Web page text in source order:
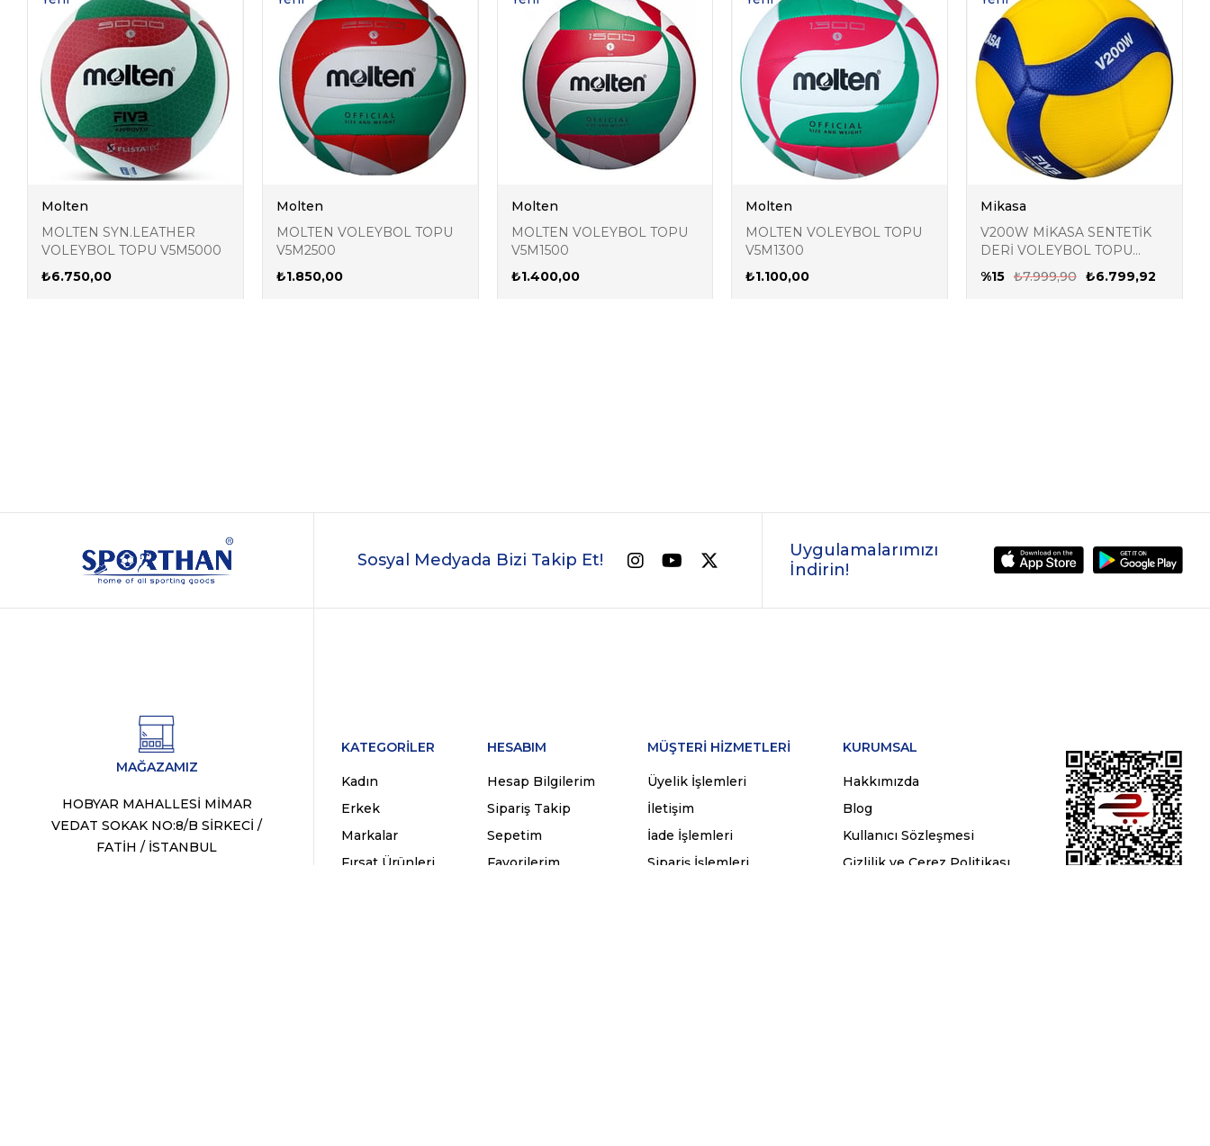
Molten
MOLTEN SYN.LEATHER
VOLEYBOL TOPU V5M5000
₺6.750,00
Ürün
Molten
MOLTEN VOLEYBOL TOPU
V5M2500
₺1.850,00
Ürün
Molten
MOLTEN VOLEYBOL TOPU
V5M1500
₺1.400,00
Molten
MOLTEN VOLEYBOL TOPU
V5M1300
₺1.100,00
Ürün
Mikasa
V200W MİKASA SENTETİK
DERİ VOLEYBOL TOPU
TOPVLBNNN063
%15 ₺6.799,92
₺7.999,90
Ürün
Sosyal Medyada Bizi Takip Et!
Uygulamalarımızı
İndirin!
MAĞAZAMIZ
HOBYAR MAHALLESİ MİMAR
VEDAT SOKAK NO:8/B SİRKECİ /
FATİH / İSTANBUL
KATEGORİLER
Kadın
Erkek
Markalar
Fırsat Ürünleri
HESABIM
Hesap Bilgilerim
Sipariş Takip
Sepetim
Favorilerim
MÜŞTERİ HİZMETLERİ
Üyelik İşlemleri
İletişim
İade İşlemleri
Sipariş İşlemleri
KURUMSAL
Hakkımızda
Blog
Kullanıcı Sözleşmesi
Gizlilik ve Çerez Politikası